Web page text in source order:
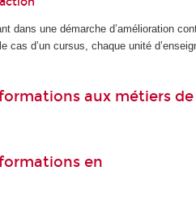
dans une démarche d’amélioration
cas d’un cursus, chaque unité
aux métiers de
en